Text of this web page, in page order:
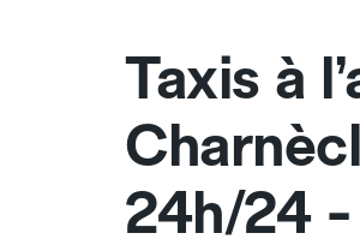
Taxis à
24h/24